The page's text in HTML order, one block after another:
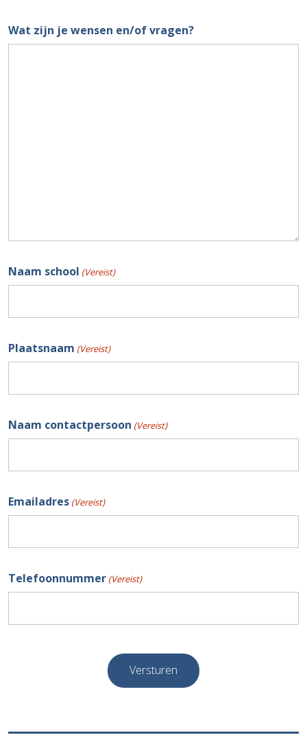
Wat zijn je wensen en/of vragen?
Naam school (Vereist)
Plaatsnaam (Vereist)
Naam contactpersoon (Vereist)
Emailadres (Vereist)
Telefoonnummer (Vereist)